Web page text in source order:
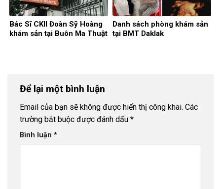
Bác Sĩ CKII Đoàn Sỹ Hoàng
khám sản tại Buôn Ma Thuật
Danh sách phòng khám sản
tại BMT Daklak
Để lại một bình luận
Email của bạn sẽ không được hiển thị công khai. Các
trường bắt buộc được đánh dấu *
Bình luận *